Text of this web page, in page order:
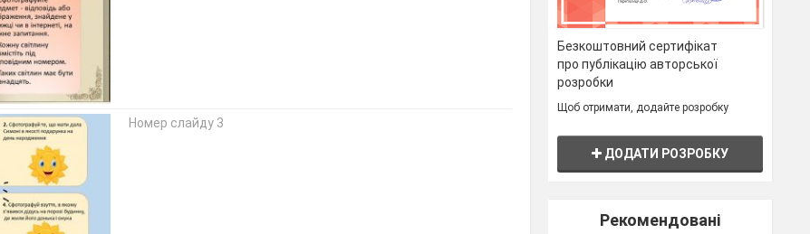
Номер слайду 3
Безкоштовний сертифікат
про публікацію авторської
розробки
Щоб отримати, додайте розробку
ДОДАТИ РОЗРОБКУ
Рекомендовані